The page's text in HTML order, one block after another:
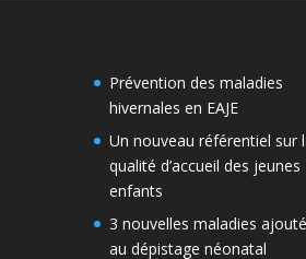
Prévention des maladies
hivernales en EAJE
Un nouveau référentiel sur
qualité d’accueil des jeunes
enfants
3 nouvelles maladies
au dépistage néonatal